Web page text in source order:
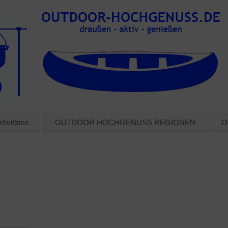
OUTDOOR HOCHGENUSS REGIONEN